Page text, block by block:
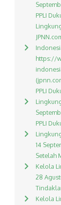
PPLI
https://
PPLI
PPLI
14
Setelah
Kelola
28
Kelola